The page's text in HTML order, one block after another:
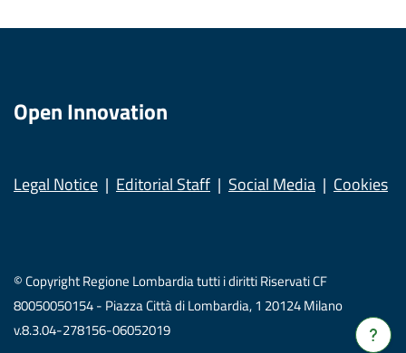
Verrà
Open Innovation
Legal Notice Editorial Staff Social Media Cookies
© Copyright Regione Lombardia tutti i diritti Riservati CF
80050050154 - Piazza Città di Lombardia, 1 20124 Milano
v.8.3.04-278156-06052019